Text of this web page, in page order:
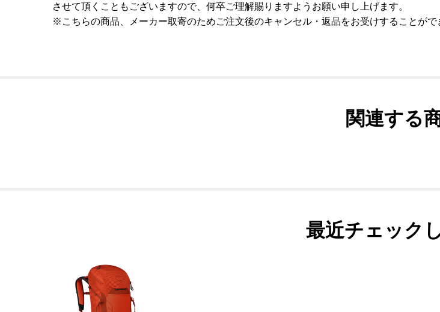
させて頂くこともございますので、何卒ご理解賜りますようお願い申し上げます。
※こちらの商品、メーカー取寄のためご注文後のキャンセル・返品をお受けすることがで
関連する
最近チェック